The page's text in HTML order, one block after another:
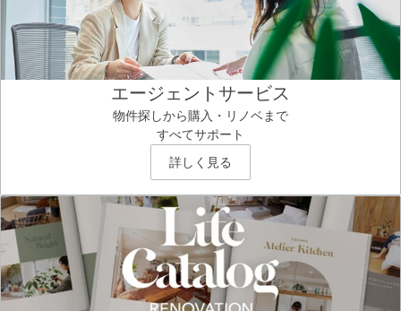
エージェントサービス
物件探しから購入・リノベまで
すべてサポート
詳しく見る